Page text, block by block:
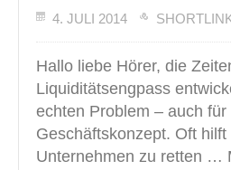
4. JULI 2014
Hallo liebe Hörer, die
Liquiditätsengpass
echten Problem – auch
Geschäftskonzept. Oft
Unternehmen zu retten …